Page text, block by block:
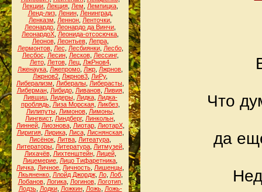
Лекции Лекция Лем Лемпицка
Ленд-лиз, Ленин, Ленинград,
Ленказм
Леннон Ленточки
Леонардо Леонардо да Винчи
ЛеонардоХ Леонида-отсосючка
Леонов, Леонтьев, Лепра,
Лермонтов, Лес Лесбиянки, Лесбо,
Лесбос
Лесин, Лесков, Лессинг,
Лето, Летов, Лец, ЛжРнов4,
Лженаука Лжепромо Лжр Лжрнов
Лжрнов2 Лжрнов3 ЛиРу,
Либерализм
Либералы Либерасты
Либерман, Либидо, Ливанов, Ливия,
Лившиц, Лидеры, Лидка, Лидка-
проблядь, Лиза Морская, Ликбез,
Лилипуты, Лимонов, Лимоны,
Лингвист, Линдберг, Линкольн
Линней, Лиознова, Лиотар, ЛиотарХ,
Лиригия, Лирика, Лиса, Лиснянская,
Лисёнок Литва Литеатура
Литераторы Литература Литмузей
Лихачёв, Лихтенштейн, Лицей,
Лицемерие Лицо Тифаретника
Личка Личное Личность Лишенцы
Лкьяненко, Ллойд Джордж, Ло, Лоб,
Лобанов, Логика, Логинов, Логотип,
Лодзь, Лодки, Ложкин, Ложь, Ложь-
Что
да